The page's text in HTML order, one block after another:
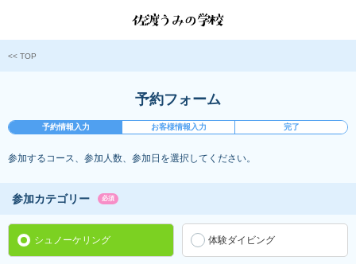
<< TOP
予約フォーム
予約情報入力 お客様情報入力 完了
参加するコース、参加人数、参加日を選択してください。
参加カテゴリー 必須
シュノーケリング 体験ダイビング